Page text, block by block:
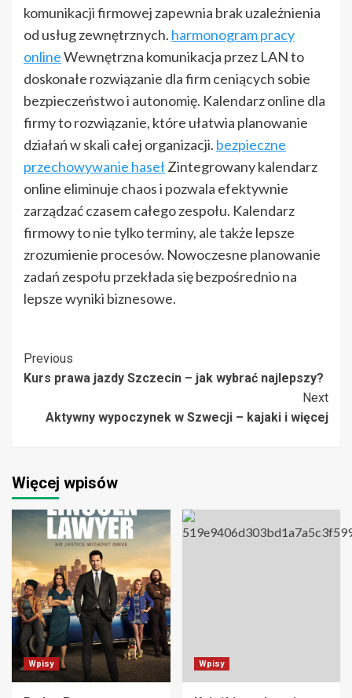
komunikacji firmowej zapewnia brak uzależnienia
od usług zewnętrznych. harmonogram pracy
onlineWewnętrzna komunikacja przez LAN to
doskonałe rozwiązanie dla firm ceniących sobie
bezpieczeństwo i autonomię. Kalendarz online dla
firmy to rozwiązanie, które ułatwia planowanie
działań w skali całej organizacji. bezpieczne
przechowywanie hasełZintegrowany kalendarz
online eliminuje chaos i pozwala efektywnie
zarządzać czasem całego zespołu. Kalendarz
firmowy to nie tylko terminy, ale także lepsze
zrozumienie procesów. Nowoczesne planowanie
zadań zespołu przekłada się bezpośrednio na
lepsze wyniki biznesowe.
Post
Navigation
Previous
Kurs prawa jazdy Szczecin – jak wybrać najlepszy?
Next
Aktywny wypoczynek w Szwecji – kajaki i więcej
Więcej wpisów
Wpisy Wpisy